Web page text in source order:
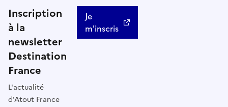
Inscription
à la
newsletter
Destination
France
L'actualité
d'Atout France
Je
m'inscris